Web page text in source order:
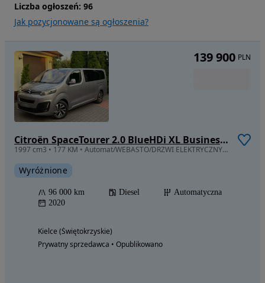
Liczba ogłoszeń: 96
Jak pozycjonowane są ogłoszenia?
Citroën SpaceTourer 2.0 BlueHDi XL Business Lounge
1997 cm3 • 177 KM • Automat/WEBASTO/DRZWI ELEKTRYCZNY/Head-Up/Salon Polska/Mały Przebieg/
Wyróżnione
96 000 km Diesel
Automatyczna
2020
Kielce (Świętokrzyskie)
Prywatny sprzedawca • Opublikowano
139 900 PLN